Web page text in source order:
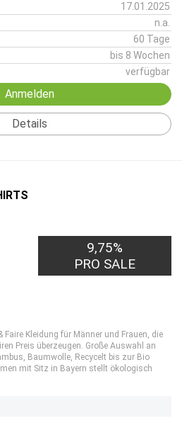
17.01.2025
n.a.
60 Tage
bis 8 Wochen
verfügbar
Anmelden
Details
9,75%
PRO SALE
Faire Kleidung für Männer und Frauen, die
Preis überzeugen. Große Auswahl an
Baumwolle, Recycelt bis zur Bio
mit Sitz in Bayern stellt ökologisch